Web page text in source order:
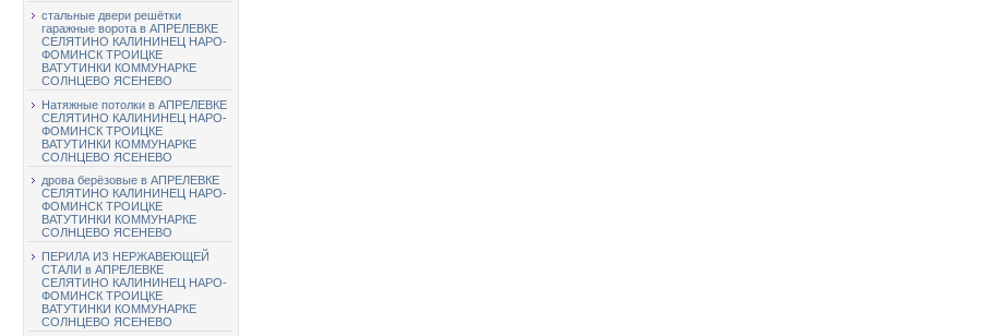
стальные двери решётки
гаражные ворота в АПРЕЛЕВКЕ
СЕЛЯТИНО КАЛИНИНЕЦ НАРО-
ФОМИНСК ТРОИЦКЕ
ВАТУТИНКИ КОММУНАРКЕ
СОЛНЦЕВО ЯСЕНЕВО
Натяжные потолки в АПРЕЛЕВКЕ
СЕЛЯТИНО КАЛИНИНЕЦ НАРО-
ФОМИНСК ТРОИЦКЕ
ВАТУТИНКИ КОММУНАРКЕ
СОЛНЦЕВО ЯСЕНЕВО
дрова берёзовые в АПРЕЛЕВКЕ
СЕЛЯТИНО КАЛИНИНЕЦ НАРО-
ФОМИНСК ТРОИЦКЕ
ВАТУТИНКИ КОММУНАРКЕ
СОЛНЦЕВО ЯСЕНЕВО
ПЕРИЛА ИЗ НЕРЖАВЕЮЩЕЙ
СТАЛИ в АПРЕЛЕВКЕ
СЕЛЯТИНО КАЛИНИНЕЦ НАРО-
ФОМИНСК ТРОИЦКЕ
ВАТУТИНКИ КОММУНАРКЕ
СОЛНЦЕВО ЯСЕНЕВО